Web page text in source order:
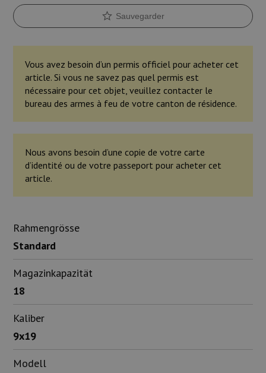
Sauvegarder
Vous avez besoin d’un permis officiel pour acheter cet
article. Si vous ne savez pas quel permis est
nécessaire pour cet objet, veuillez contacter le
bureau des armes à feu de votre canton de résidence.
Nous avons besoin d’une copie de votre carte
d’identité ou de votre passeport pour acheter cet
article.
Rahmengrösse
Standard
Magazinkapazität
18
Kaliber
9x19
Modell